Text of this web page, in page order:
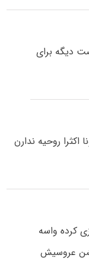
دیگه برای
اکثرا روحیه ندارن
کرده واسه
عروسیش